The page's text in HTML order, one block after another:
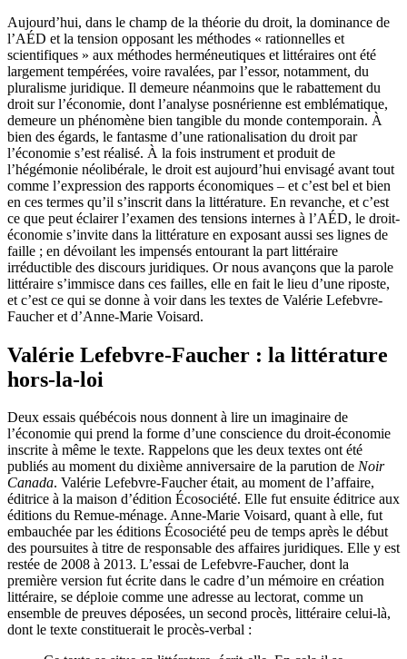
Aujourd’hui, dans le champ de la théorie du droit, la dominance de
l’AÉD et la tension opposant les méthodes « rationnelles et
scientifiques » aux méthodes herméneutiques et littéraires ont été
largement tempérées, voire ravalées, par l’essor, notamment, du
pluralisme juridique. Il demeure néanmoins que le rabattement du
droit sur l’économie, dont l’analyse posnérienne est emblématique,
demeure un phénomène bien tangible du monde contemporain. À
bien des égards, le fantasme d’une rationalisation du droit par
l’économie s’est réalisé. À la fois instrument et produit de
l’hégémonie néolibérale, le droit est aujourd’hui envisagé avant tout
comme l’expression des rapports économiques – et c’est bel et bien
en ces termes qu’il s’inscrit dans la littérature. En revanche, et c’est
ce que peut éclairer l’examen des tensions internes à l’AÉD, le droit-
économie s’invite dans la littérature en exposant aussi ses lignes de
faille ; en dévoilant les impensés entourant la part littéraire
irréductible des discours juridiques. Or nous avançons que la parole
littéraire s’immisce dans ces failles, elle en fait le lieu d’une riposte,
et c’est ce qui se donne à voir dans les textes de Valérie Lefebvre-
Faucher et d’Anne-Marie Voisard.
Valérie Lefebvre-Faucher : la littérature
hors-la-loi
Deux essais québécois nous donnent à lire un imaginaire de
l’économie qui prend la forme d’une conscience du droit-économie
inscrite à même le texte. Rappelons que les deux textes ont été
publiés au moment du dixième anniversaire de la parution de Noir
Canada. Valérie Lefebvre-Faucher était, au moment de l’affaire,
éditrice à la maison d’édition Écosociété. Elle fut ensuite éditrice aux
éditions du Remue-ménage. Anne-Marie Voisard, quant à elle, fut
embauchée par les éditions Écosociété peu de temps après le début
des poursuites à titre de responsable des affaires juridiques. Elle y est
restée de 2008 à 2013. L’essai de Lefebvre-Faucher, dont la
première version fut écrite dans le cadre d’un mémoire en création
littéraire, se déploie comme une adresse au lectorat, comme un
ensemble de preuves déposées, un second procès, littéraire celui-là,
dont le texte constituerait le procès-verbal :